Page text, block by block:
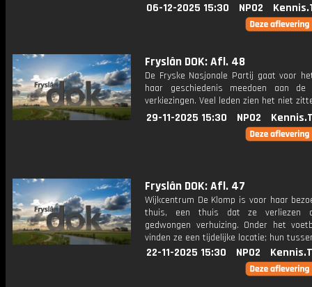
06-12-2025 15:30 NPO2
Fryslân DOK: Afl. 48
De Fryske Nasjonale Partij gaat voor
haar geschiedenis meedoen aan de
verkiezingen. Veel leden zien het niet
29-11-2025 15:30 NPO2
Fryslân DOK: Afl. 47
Wijkcentrum De Klomp is voor haar
thuis, een thuis dat ze verliezen
gedwongen verhuizing. Onder het
vinden ze een tijdelijke locatie; hun
22-11-2025 15:30 NPO2